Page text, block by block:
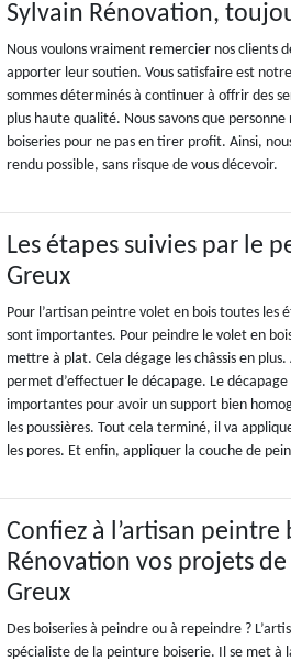
Sylvain Rénovation,
Nous voulons vraiment remercier nos clients
apporter leur soutien. Vous satisfaire est
sommes déterminés à continuer à offrir des
plus haute qualité. Nous savons que
boiseries pour ne pas en tirer profit. Ainsi,
rendu possible, sans risque de vous décevoir.
Les étapes suivies par le
Greux
Pour l’artisan peintre volet en bois toutes les
sont importantes. Pour peindre le volet en
mettre à plat. Cela dégage les châssis en
permet d’effectuer le décapage. Le
importantes pour avoir un support bien
les poussières. Tout cela terminé, il va
les pores. Et enfin, appliquer la couche de
Confiez à l’artisan peintre
Rénovation vos projets
Greux
Des boiseries à peindre ou à repeindre ?
spécialiste de la peinture boiserie. Il se met à